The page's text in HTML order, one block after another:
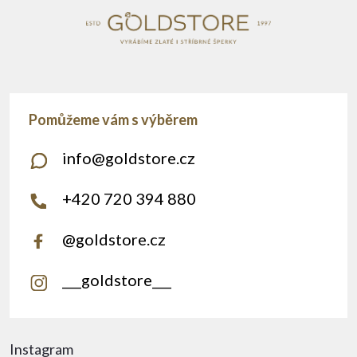
Instagram
info@goldstore.cz
+420 720 394 880
@goldstore.cz
___goldstore___